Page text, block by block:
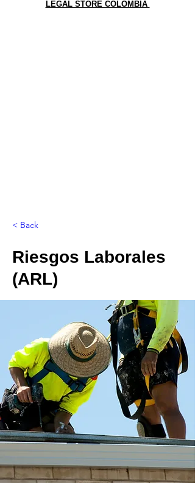
LEGAL STORE COLOMBIA
< Back
Riesgos Laborales
(ARL)